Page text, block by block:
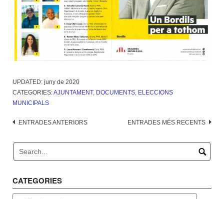
UPDATED: juny de 2020
CATEGORIES:AJUNTAMENT, DOCUMENTS, ELECCIONS
MUNICIPALS
Navegació
ENTRADES ANTERIORS ENTRADES MÉS RECENTS
CATEGORIES